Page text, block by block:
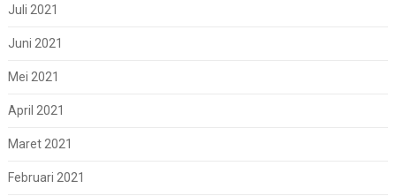
Juli 2021
Juni 2021
Mei 2021
April 2021
Maret 2021
Februari 2021